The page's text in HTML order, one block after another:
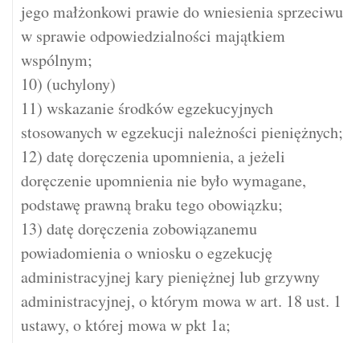
jego małżonkowi prawie do wniesienia sprzeciwu
w sprawie odpowiedzialności majątkiem
wspólnym;
10) (uchylony)
11) wskazanie środków egzekucyjnych
stosowanych w egzekucji należności pieniężnych;
12) datę doręczenia upomnienia, a jeżeli
doręczenie upomnienia nie było wymagane,
podstawę prawną braku tego obowiązku;
13) datę doręczenia zobowiązanemu
powiadomienia o wniosku o egzekucję
administracyjnej kary pieniężnej lub grzywny
administracyjnej, o którym mowa w art. 18 ust. 1
ustawy, o której mowa w pkt 1a;